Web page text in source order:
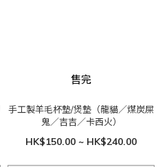
售完
手工製羊毛杯墊/煲墊（龍貓／煤炭屎
鬼／吉吉／卡西火）
HK$150.00 ~ HK$240.00